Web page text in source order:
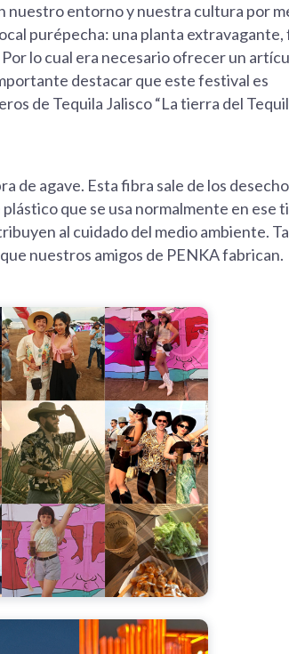
nuestro entorno y nuestra cultura por
purépecha: una planta
lo cual era necesario ofrecer un
destacar que este festival es
de Tequila Jalisco “La tierra del
de agave. Esta fibra sale de los
que se usa normalmente en ese
al cuidado del medio ambiente.
nuestros amigos de PENKA fabrican.